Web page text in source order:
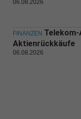
06.08.2026
FINANZEN
Aktienrückkäufe
06.08.2026